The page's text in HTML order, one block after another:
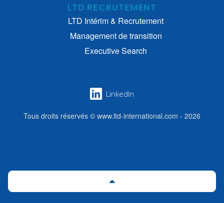
LTD RECRUTEMENT
LTD Intérim & Recrutement
Management de transition
Executive Search
LinkedIn
Tous droits réservés © www.ltd-international.com - 2026